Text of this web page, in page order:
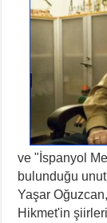
ve "İspanyol
bulunduğu
Yaşar
Hikmet'in